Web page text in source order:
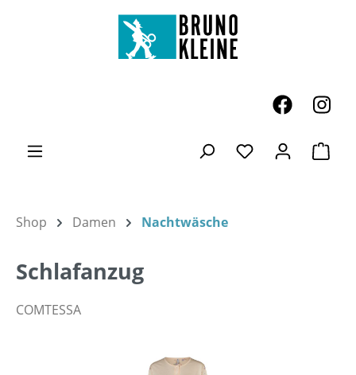
Zum Hauptinhalt springen
Du hast 0
Shop Damen Nachtwäsche
Schlafanzug
COMTESSA
Bildergalerie überspringen